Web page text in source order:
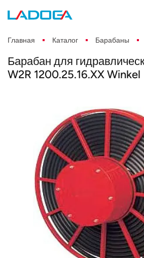
Главная Каталог Барабаны
Барабан для
W2R 1200.25.16.XX Winkel